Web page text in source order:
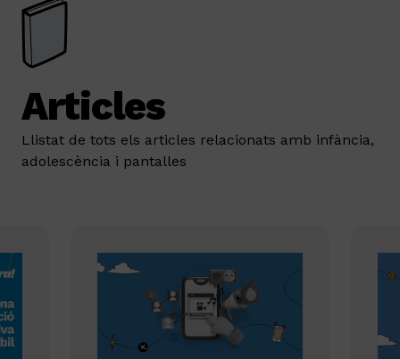
Articles
Llistat de tots els articles relacionats amb infància,
adolescència i pantalles